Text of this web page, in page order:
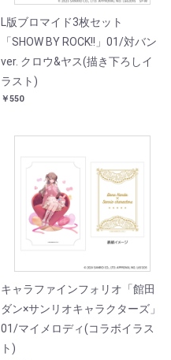
L版ブロマイド3枚セット
「SHOW BY ROCK!!」01/対バン
ver. クロウ&ヤス(描き下ろしイ
ラスト)
￥550
キャラファインフォリオ「館田
ダン×サンリオキャラクターズ」
01/マイメロディ(コラボイラス
ト)